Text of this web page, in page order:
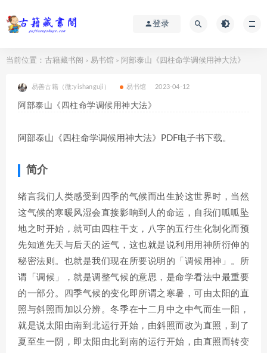
登录
当前位置： 古籍藏书阁 > 易书馆 > 阿部泰山《四柱命学调候用神大法》
易善古籍（微:yishanguji） 易书馆 2023-04-12
阿部泰山《四柱命学调候用神大法》
阿部泰山《四柱命学调候用神大法》PDF电子书下载。
简介
绪言我们人类感受到四季的气候而出生於这世界时，当然
这气候的寒暖风湿会直接影响到人的命运，自我们呱呱坠
地之时开始，就可由四柱干支，八字的五行生化制化而预
先知道先天与后天的运气，这也就是说利用用神所衍伸的
秘密法则。也就是我们现在所要说明的「调候用神」。所
谓「调候」，就是调整气候的意思，是命学看法中最重要
的一部分。四季气候的变化即所谓之寒暑，可由太阳的直
照与斜照而加以分辨。冬季在十二月中之中气而生一阳，
就是说太阳由南到北运行开始，由斜照而改为直照，到了
夏至生一阴，即太阳由北到南的运行开始，由直照而转变